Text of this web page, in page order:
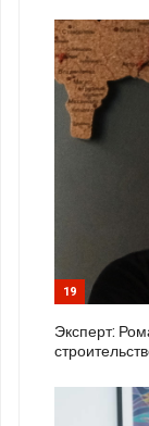
19
Эксперт: